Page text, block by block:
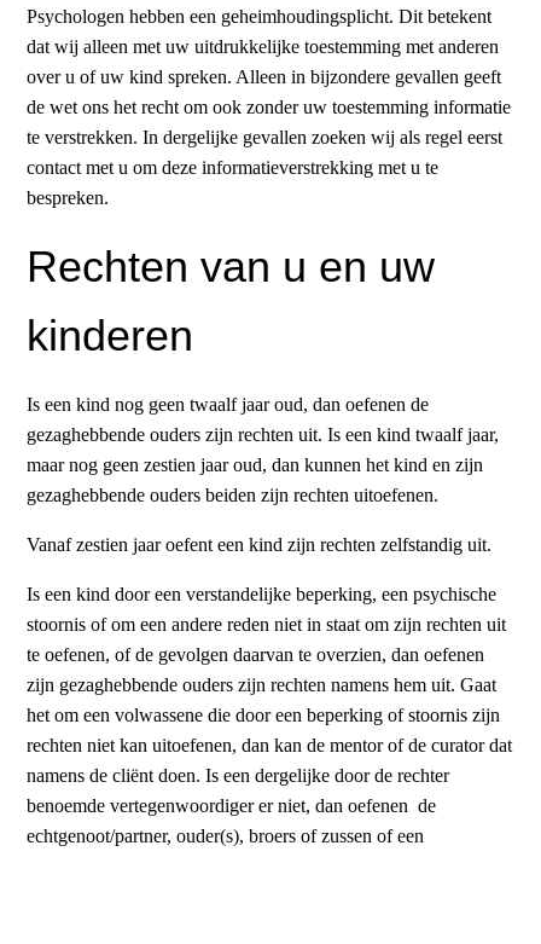
Psychologen hebben een geheimhoudingsplicht. Dit betekent
dat wij alleen met uw uitdrukkelijke toestemming met anderen
over u of uw kind spreken. Alleen in bijzondere gevallen geeft
de wet ons het recht om ook zonder uw toestemming informatie
te verstrekken. In dergelijke gevallen zoeken wij als regel eerst
contact met u om deze informatieverstrekking met u te
bespreken.
Rechten van u en uw
kinderen
Is een kind nog geen twaalf jaar oud, dan oefenen de
gezaghebbende ouders zijn rechten uit. Is een kind twaalf jaar,
maar nog geen zestien jaar oud, dan kunnen het kind en zijn
gezaghebbende ouders beiden zijn rechten uitoefenen.
Vanaf zestien jaar oefent een kind zijn rechten zelfstandig uit.
Is een kind door een verstandelijke beperking, een psychische
stoornis of om een andere reden niet in staat om zijn rechten uit
te oefenen, of de gevolgen daarvan te overzien, dan oefenen
zijn gezaghebbende ouders zijn rechten namens hem uit. Gaat
het om een volwassene die door een beperking of stoornis zijn
rechten niet kan uitoefenen, dan kan de mentor of de curator dat
namens de cliënt doen. Is een dergelijke door de rechter
benoemde vertegenwoordiger er niet, dan oefenen de
echtgenoot/partner, ouder(s), broers of zussen of een